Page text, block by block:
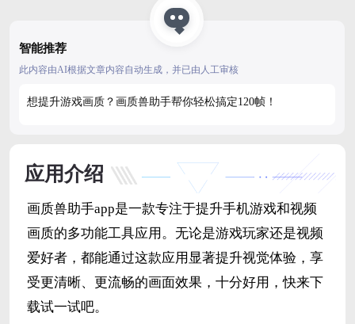
智能推荐
此内容由AI根据文章内容自动生成，并已由人工审核
想提升游戏画质？画质兽助手帮你轻松搞定120帧！
应用介绍
画质兽助手app是一款专注于提升手机游戏和视频
画质的多功能工具应用。无论是游戏玩家还是视频
爱好者，都能通过这款应用显著提升视觉体验，享
受更清晰、更流畅的画面效果，十分好用，快来下
载试一试吧。